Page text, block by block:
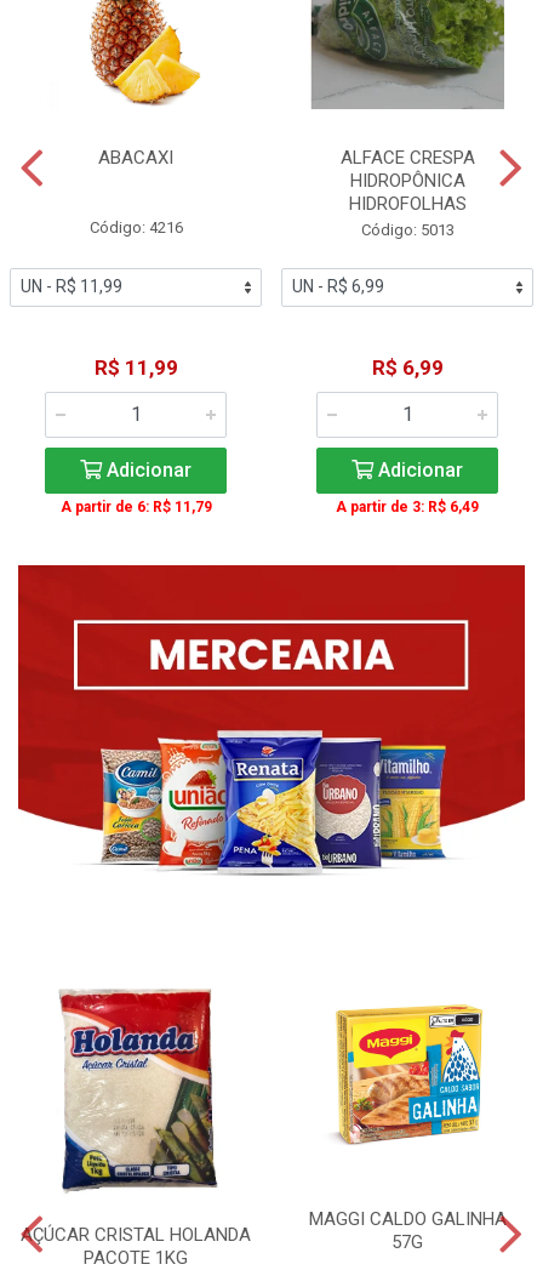
ABACAXI
Código: 4216
R$ 11,99
Adicionar
A partir de 6: R$ 11,79
ALFACE CRESPA
HIDROPÔNICA
HIDROFOLHAS
Código: 5013
R$ 6,99
Adicionar
A partir de 3: R$ 6,49
AÇÚCAR CRISTAL HOLANDA
PACOTE 1KG
MAGGI CALDO GALINHA
57G